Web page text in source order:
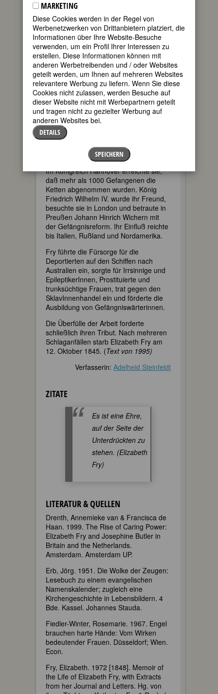
“Frauenvereins zur Förderung
weiblicher Gefangener” (1817). Ihre
Leitgedanken waren: Strafe als
Erziehung - Erziehung durch Arbeit -
Selbstverwaltung der Strafgefangenen -
Hilfe für die Entlassenen.
Mit ihrer bezwingenden Ausstrahlung
gewann sie das Vertrauen der
Gefangenen, aber auch das der
WärterInnen, Direktoren, Minister,
FürstInnen und KönigInnen, bei denen
sie viel für das Wohl der Unterdrückten
erreichte. Sie trug ihre Ideen auch in
andere Länder und leitete so die
Umgestaltung des Gefängniswesens
unseres ganzen Kulturkreises ein.
Im Königreich Hannover erreichte sie,
daß mehr als 1000 Gefangenen die
Ketten abgenommen wurden. König
Friedrich Wilhelm IV. wurde ihr Freund,
besuchte sie in London und betraute in
Preußen Johann Hinrich Wichern mit
der Gefängnisreform. Ihr Einfluß reichte
bis Italien, Rußland und Nordamerika.
Fry führte die Fürsorge für die
Deportierten auf den Schiffen nach
Australien ein, sorgte für Irrsinnige und
EpileptikerInnen, Prostituierte und
trunksüchtige Frauen, trat gegen den
SklavInnenhandel ein und förderte die
Ausbildung von Gefängniswärterinnen.
Die Überfülle der Arbeit forderte
schließlich ihren Tribut. Nach mehreren
Schlaganfällen starb Elizabeth Fry am
12. Oktober 1845. (Text von 1995)
Verfasserin: Adelheid Steinfeldt
ZITATE
Es ist eine Ehre,
auf der Seite der
Unterdrückten zu
stehen. (Elizabeth
Fry)
LITERATUR & QUELLEN
Drenth, Annemieke van & Francisca de
Haan. 1999. The Rise of Caring Power:
Elizabeth Fry and Josephine Butler in
Britain and the Netherlands.
Amsterdam. Amsterdam UP.
Erb, Jörg. 1951. Die Wolke der Zeugen:
Lesebuch zu einem evangelischen
Namenskalender; zugleich eine
Kirchengeschichte in Lebensbildern. 4
Bde. Kassel. Johannes Stauda.
Fiedler-Winter, Rosemarie. 1967. Engel
brauchen harte Hände: Vom Wirken
bedeutender Frauen. Düsseldorf; Wien.
Econ.
Fry, Elizabeth. 1972 [1848]. Memoir of
the Life of Elizabeth Fry, with Extracts
from her Journal and Letters. Hg. von
MARKETING
Diese Cookies werden in der Regel von
Werbenetzwerken von Drittanbietern platziert, die
Informationen über Ihre Website-Besuche
verwenden, um ein Profil Ihrer Interessen zu
erstellen. Diese Informationen können mit
anderen Werbetreibenden und / oder Websites
geteilt werden, um Ihnen auf mehreren Websites
relevantere Werbung zu liefern. Wenn Sie diese
Cookies nicht zulassen, werden Besuche auf
dieser Website nicht mit Werbepartnern geteilt
und tragen nicht zu gezielter Werbung auf
anderen Websites bei.
DETAILS
SPEICHERN